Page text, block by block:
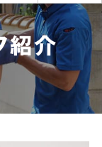
紹介